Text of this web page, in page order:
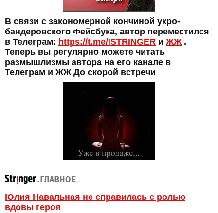
В связи с закономерной кончиной укро-
бандеровского Фейсбука, автор переместился
в Телеграм: https://t.me/ISTRINGER и ЖЖ .
Теперь вы регулярно можете читать
размышлизмы автора на его канале в
Телеграм и ЖЖ До скорой встречи
Юлия Навальная не справилась с ролью
вдовы героя